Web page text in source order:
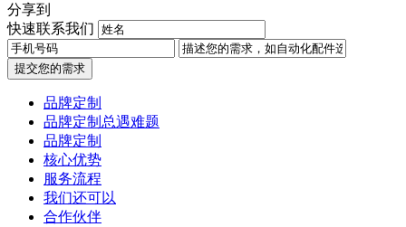
分享到
快速联系我们
提交您的需求
品牌定制
品牌定制总遇难题
品牌定制
核心优势
服务流程
我们还可以
合作伙伴